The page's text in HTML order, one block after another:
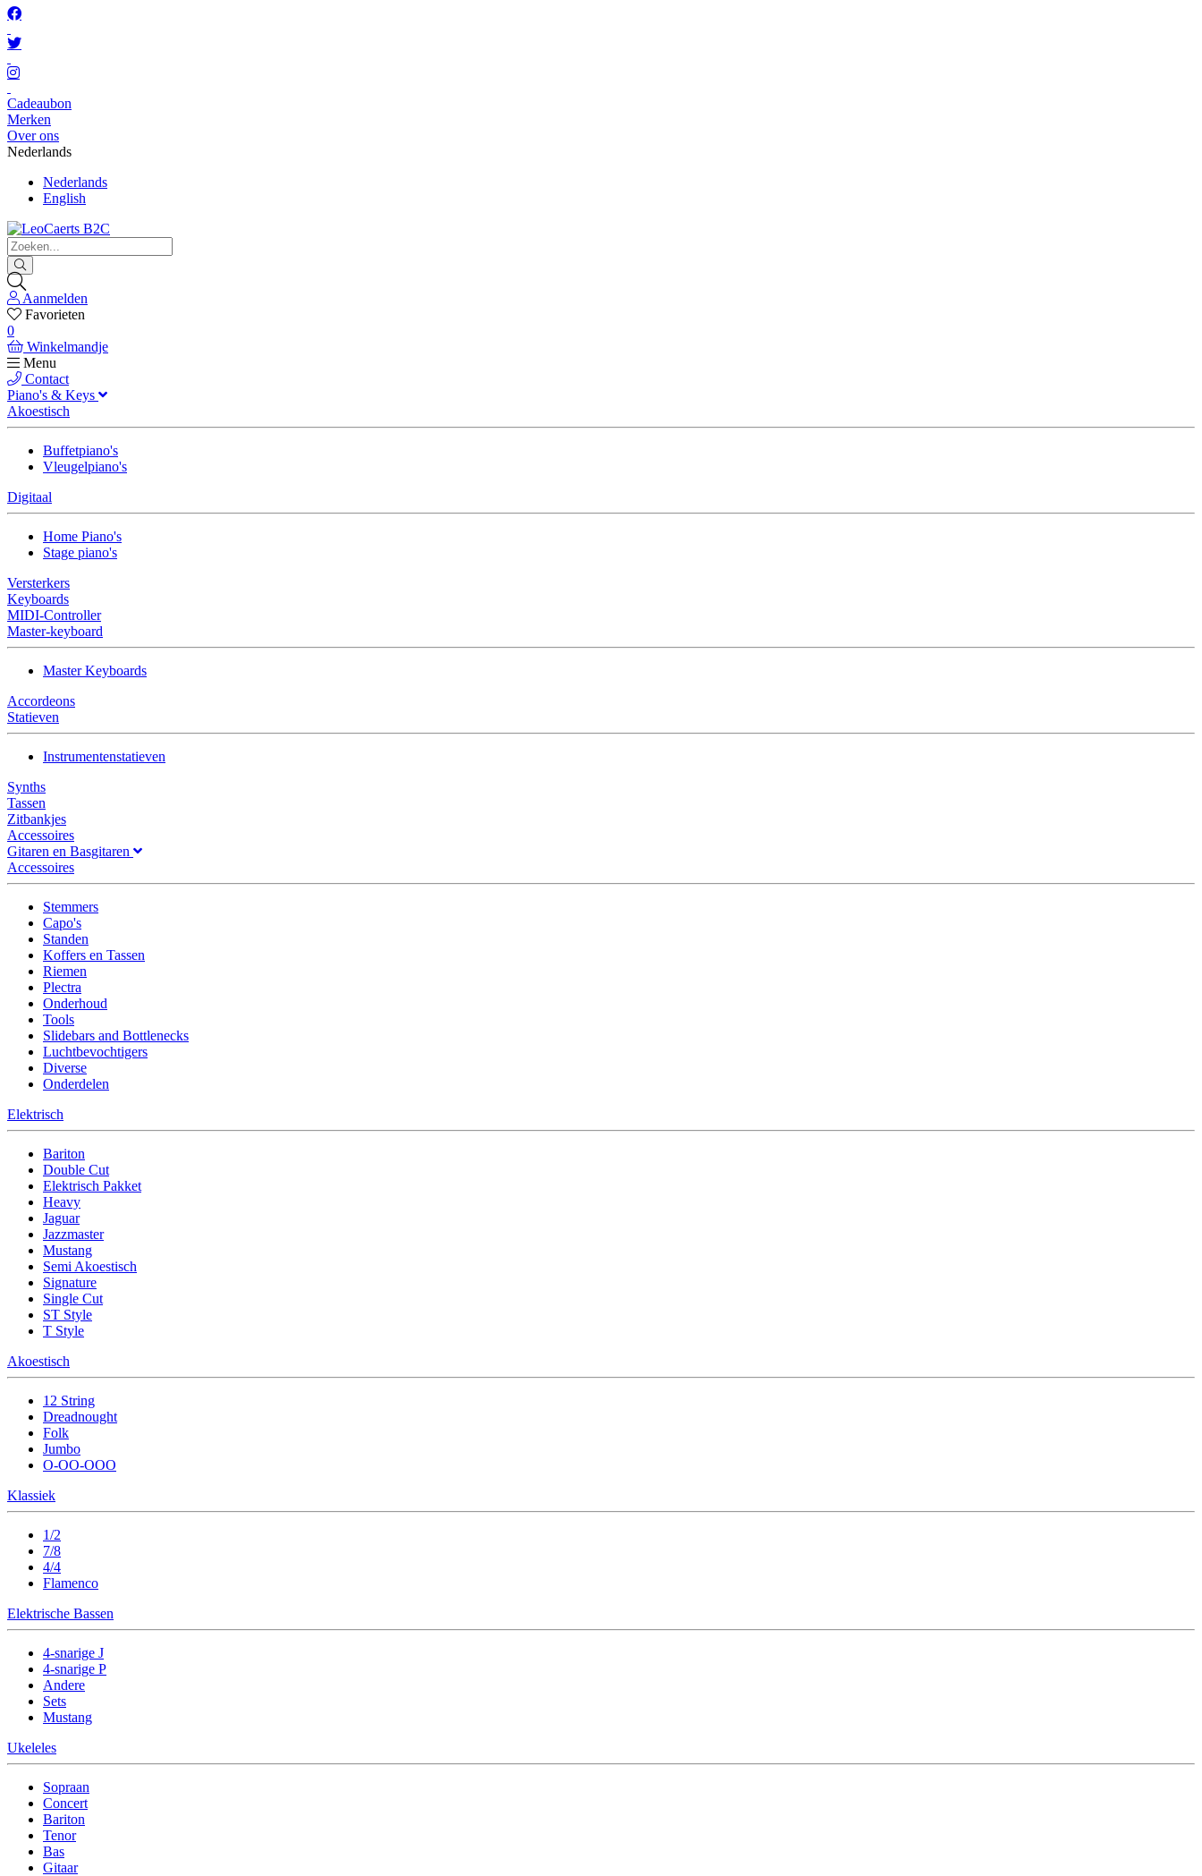
Cadeaubon
Merken
Over ons
Nederlands
Nederlands
English
Aanmelden
Favorieten
0
Winkelmandje
Menu
Contact
Piano's & Keys
Akoestisch
Buffetpiano's
Vleugelpiano's
Digitaal
Home Piano's
Stage piano's
Versterkers
Keyboards
MIDI-Controller
Master-keyboard
Master Keyboards
Accordeons
Statieven
Instrumentenstatieven
Synths
Tassen
Zitbankjes
Accessoires
Gitaren en Basgitaren
Accessoires
Stemmers
Capo's
Standen
Koffers en Tassen
Riemen
Plectra
Onderhoud
Tools
Slidebars and Bottlenecks
Luchtbevochtigers
Diverse
Onderdelen
Elektrisch
Bariton
Double Cut
Elektrisch Pakket
Heavy
Jaguar
Jazzmaster
Mustang
Semi Akoestisch
Signature
Single Cut
ST Style
T Style
Akoestisch
12 String
Dreadnought
Folk
Jumbo
O-OO-OOO
Klassiek
1/2
7/8
4/4
Flamenco
Elektrische Bassen
4-snarige J
4-snarige P
Andere
Sets
Mustang
Ukeleles
Sopraan
Concert
Bariton
Tenor
Bas
Gitaar